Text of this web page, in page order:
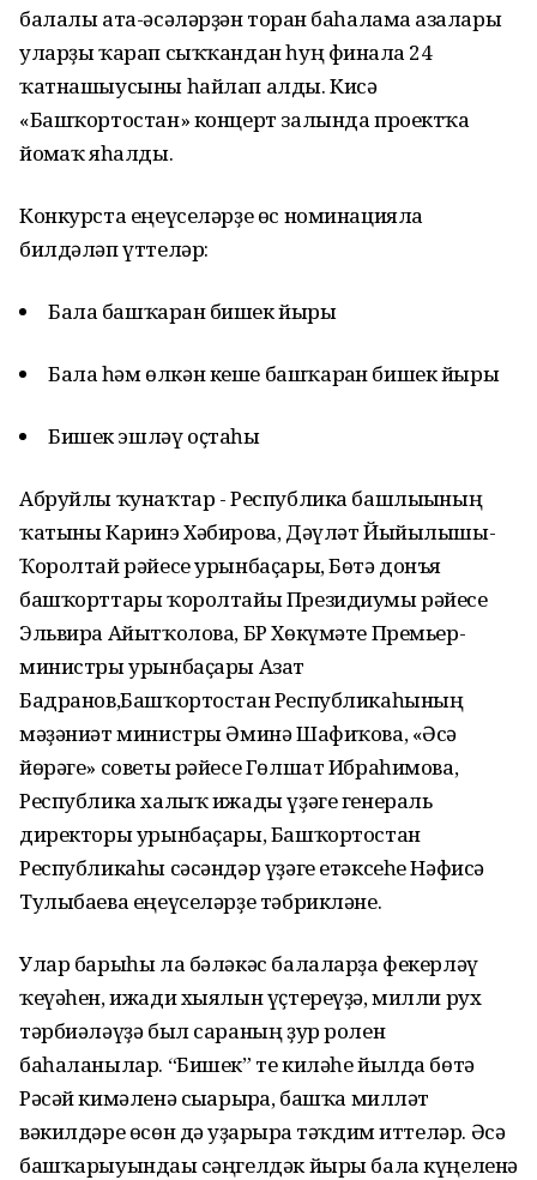
балалы ата-әсәләрҙән торған баһалама ағзалары
уларҙы ҡарап сыҡҡандан һуң финалға 24
ҡатнашыусыны һайлап алды. Кисә
«Башҡортостан» концерт залында проектҡа
йомғаҡ яһалды.
Конкурста еңеүселәрҙе өс номинацияла
билдәләп үттеләр:
Бала башҡарған бишек йыры
Бала һәм өлкән кеше башҡарған бишек йыры
Бишек эшләү оҫтаһы
Абруйлы ҡунаҡтар - Республика башлығының
ҡатыны Каринэ Хәбирова, Дәүләт Йыйылышы-
Ҡоролтай рәйесе урынбаҫары, Бөтә донъя
башҡорттары ҡоролтайы Президиумы рәйесе
Эльвира Айытҡолова, БР Хөкүмәте Премьер-
министры урынбаҫары Азат
Бадранов,Башҡортостан Республикаһының
мәҙәниәт министры Әминә Шафиҡова, «Әсә
йөрәге» советы рәйесе Гөлшат Ибраһимова,
Республика халыҡ ижады үҙәге генераль
директоры урынбаҫары, Башҡортостан
Республикаһы сәсәндәр үҙәге етәксеһе Нәфисә
Тулыбаева еңеүселәрҙе тәбрикләне.
Улар барыһы ла бәләкәс балаларҙа фекерләү
ҡеүәһен, ижади хыялын үҫтереүҙә, милли рух
тәрбиәләүҙә был сараның ҙур ролен
баһаланылар. “Бишек” те киләһе йылда бөтә
Рәсәй кимәленә сығарырға, башҡа милләт
вәкилдәре өсөн дә уҙғарырға тәҡдим иттеләр. Әсә
башҡарыуындағы сәңгелдәк йыры бала күңеленә